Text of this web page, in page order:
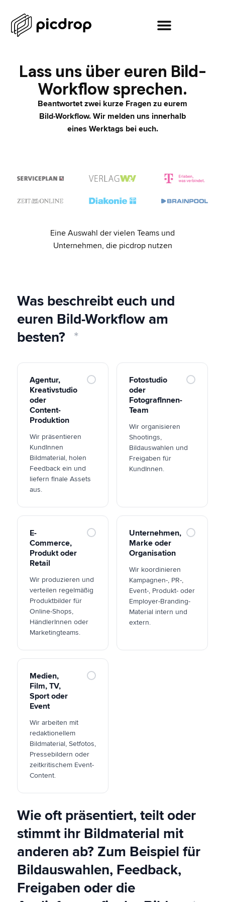
Lass uns über euren Bild-
Workflow sprechen.
Beantwortet zwei kurze Fragen zu eurem
Bild-Workflow. Wir melden uns innerhalb
eines Werktags bei euch.
Eine Auswahl der vielen Teams und
Unternehmen, die picdrop nutzen
Was beschreibt euch und
euren Bild-Workflow am
besten?
Agentur,
Kreativstudio
oder
Content-
Produktion
Wir präsentieren
KundInnen
Bildmaterial, holen
Feedback ein und
liefern finale Assets
aus.
Fotostudio
oder
FotografInnen-
Team
Wir organisieren
Shootings,
Bildauswahlen und
Freigaben für
KundInnen.
E-
Commerce,
Produkt oder
Retail
Wir produzieren und
verteilen regelmäßig
Produktbilder für
Online-Shops,
HändlerInnen oder
Marketingteams.
Unternehmen,
Marke oder
Organisation
Wir koordinieren
Kampagnen-, PR-,
Event-, Produkt- oder
Employer-Branding-
Material intern und
extern.
Medien,
Film, TV,
Sport oder
Event
Wir arbeiten mit
redaktionellem
Bildmaterial, Setfotos,
Pressebildern oder
zeitkritischem Event-
Content.
Wie oft präsentiert, teilt oder
stimmt ihr Bildmaterial mit
anderen ab? Zum Beispiel für
Bildauswahlen, Feedback,
Freigaben oder die